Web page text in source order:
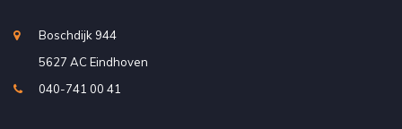
Boschdijk 944
5627 AC Eindhoven
040-741 00 41